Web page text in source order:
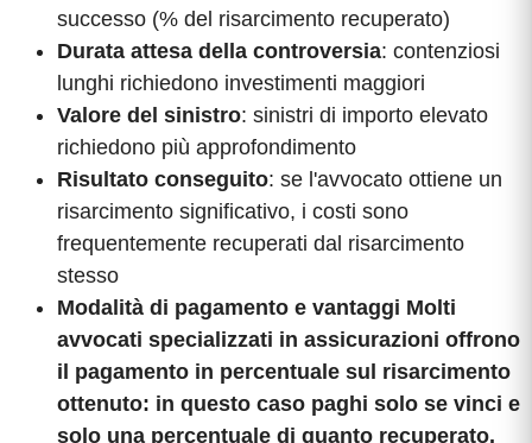
successo (% del risarcimento recuperato)
Durata attesa della controversia: contenziosi
lunghi richiedono investimenti maggiori
Valore del sinistro: sinistri di importo elevato
richiedono più approfondimento
Risultato conseguito: se l'avvocato ottiene un
risarcimento significativo, i costi sono
frequentemente recuperati dal risarcimento
stesso
Modalità di pagamento e vantaggi Molti
avvocati specializzati in assicurazioni offrono
il pagamento in percentuale sul risarcimento
ottenuto: in questo caso paghi solo se vinci e
solo una percentuale di quanto recuperato.